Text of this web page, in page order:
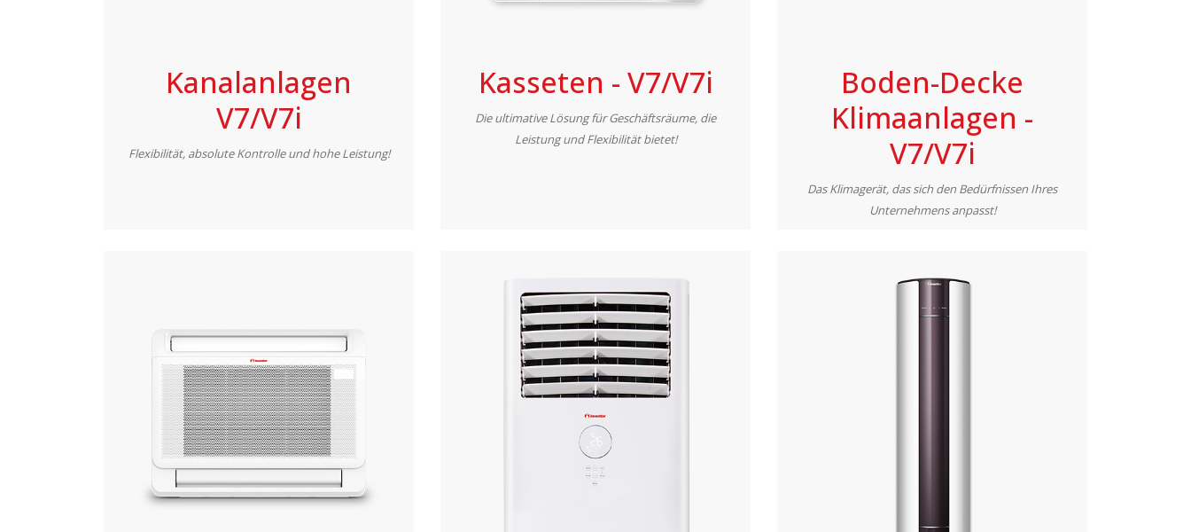
Kanalanlagen
V7/V7i
Flexibilität, absolute Kontrolle und hohe Leistung!
Kasseten - V7/V7i
Die ultimative Lösung für Geschäftsräume, die
Leistung und Flexibilität bietet!
Boden-Decke
Klimaanlagen -
V7/V7i
Das Klimagerät, das sich den Bedürfnissen Ihres
Unternehmens anpasst!